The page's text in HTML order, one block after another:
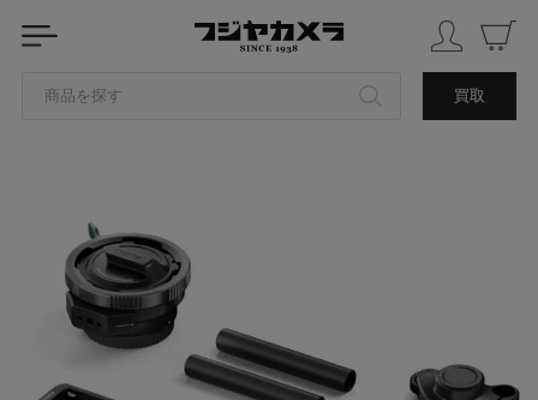
商品を探す 買取
ブランドから探す
中古品を探す